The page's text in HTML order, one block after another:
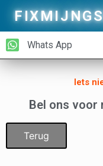
Whats App
Iets
Bel ons voor
Terug